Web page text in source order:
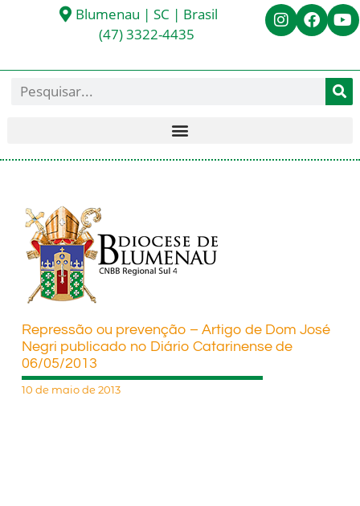
Blumenau | SC | Brasil
(47) 3322-4435
Repressão ou prevenção – Artigo de Dom José
Negri publicado no Diário Catarinense de
06/05/2013
10 de maio de 2013